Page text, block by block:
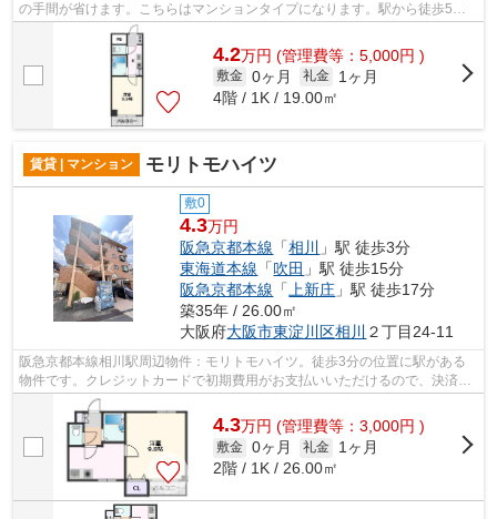
の手間が省けます。こちらはマンションタイプになります。駅から徒歩5分
というアクセス良好な駅近物件はいかが...
4.2万円 (管理費等：5,000円 )
敷金 0ヶ月 礼金
1ヶ月
4階 / 1K / 19.00㎡
賃貸 | マンション モリトモハイツ
敷0
4.3万円
阪急京都本線 「相川
」駅 徒歩3分
東海道本線 「吹田 」駅 徒歩15分
阪急京都本線 「 上新庄 」駅 徒歩17分
築35年 / 26.00㎡
大阪府大阪市東淀川区相川 ２丁目24-11
阪急京都本線相川駅周辺物件：モリトモハイツ。徒歩3分の位置に駅がある
物件です。クレジットカードで初期費用がお支払いいただけるので、決済の
手間が軽減できます。もしものときの地...
4.3万円 (管理費等：3,000円 )
敷金 0ヶ月 礼金
1ヶ月
2階 / 1K / 26.00㎡